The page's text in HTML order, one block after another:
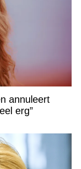
annuleert
erg”